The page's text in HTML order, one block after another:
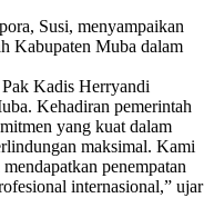
Susi, menyampaikan
Kabupaten Muba dalam
Kadis Herryandi
Kehadiran pemerintah
yang kuat dalam
maksimal. Kami
penempatan
internasional,” ujar